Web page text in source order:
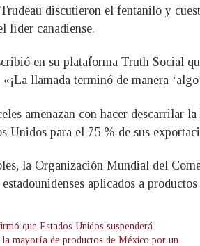
discutieron el fentanilo y
líder canadiense.
en su plataforma Truth Social
llamada terminó de manera
amenazan con hacer descarrilar
Unidos para el 75 % de sus
la Organización Mundial del
estadounidenses aplicados a
que Estados Unidos suspenderá
la mayoría de productos de México por un